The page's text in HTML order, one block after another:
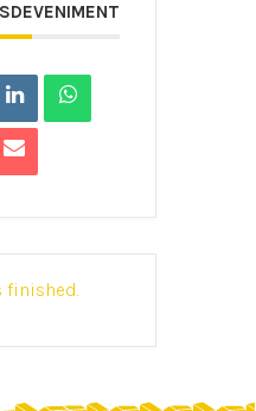
finished.